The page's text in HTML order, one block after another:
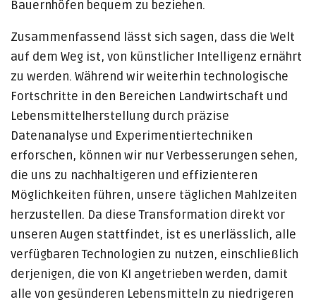
Bauernhöfen bequem zu beziehen.
Zusammenfassend lässt sich sagen, dass die Welt
auf dem Weg ist, von künstlicher Intelligenz ernährt
zu werden. Während wir weiterhin technologische
Fortschritte in den Bereichen Landwirtschaft und
Lebensmittelherstellung durch präzise
Datenanalyse und Experimentiertechniken
erforschen, können wir nur Verbesserungen sehen,
die uns zu nachhaltigeren und effizienteren
Möglichkeiten führen, unsere täglichen Mahlzeiten
herzustellen. Da diese Transformation direkt vor
unseren Augen stattfindet, ist es unerlässlich, alle
verfügbaren Technologien zu nutzen, einschließlich
derjenigen, die von KI angetrieben werden, damit
alle von gesünderen Lebensmitteln zu niedrigeren